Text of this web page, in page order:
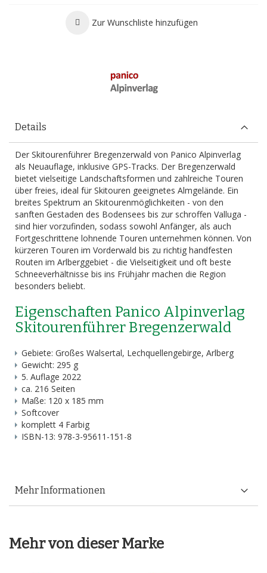
Zur Wunschliste hinzufügen
Details
Der Skitourenführer Bregenzerwald von Panico Alpinverlag
als Neuauflage, inklusive GPS-Tracks. Der Bregenzerwald
bietet vielseitige Landschaftsformen und zahlreiche Touren
über freies, ideal für Skitouren geeignetes Almgelände. Ein
breites Spektrum an Skitourenmöglichkeiten - von den
sanften Gestaden des Bodensees bis zur schroffen Valluga -
sind hier vorzufinden, sodass sowohl Anfänger, als auch
Fortgeschrittene lohnende Touren unternehmen können. Von
kürzeren Touren im Vorderwald bis zu richtig handfesten
Routen im Arlberggebiet - die Vielseitigkeit und oft beste
Schneeverhältnisse bis ins Frühjahr machen die Region
besonders beliebt.
Eigenschaften Panico Alpinverlag
Skitourenführer Bregenzerwald
Gebiete: Großes Walsertal, Lechquellengebirge, Arlberg
Gewicht: 295 g
5. Auflage 2022
ca. 216 Seiten
Maße: 120 x 185 mm
Softcover
komplett 4 Farbig
ISBN-13: 978-3-95611-151-8
Mehr Informationen
Mehr von dieser Marke